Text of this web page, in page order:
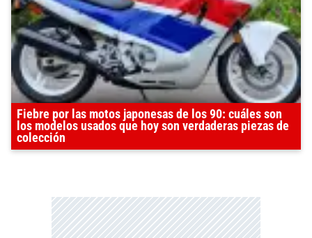
Fiebre por las motos japonesas de los 90: cuáles son
los modelos usados que hoy son verdaderas piezas de
colección